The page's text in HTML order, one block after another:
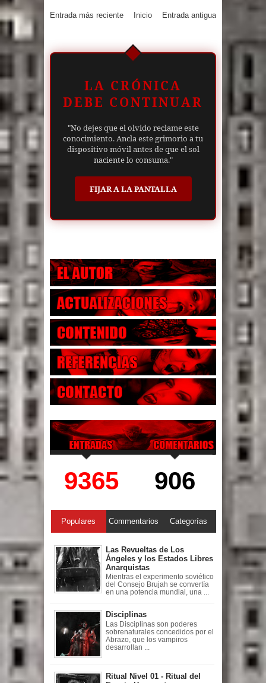
Entrada más reciente Entrada antigua
Inicio
LA CRÓNICA
DEBE CONTINUAR
"No dejes que el olvido reclame este
conocimiento. Ancla este grimorio a tu
dispositivo móvil antes de que el sol
naciente lo consuma."
FIJAR A LA PANTALLA
9365 906
Populares Commentarios Categorías
Las Revueltas de Los
Ángeles y los Estados Libres
Anarquistas
Mientras el experimento soviético
del Consejo Brujah se convertía
en una potencia mundial, una ...
Disciplinas
Las Disciplinas son poderes
sobrenaturales concedidos por el
Abrazo, que los vampiros
desarrollan ...
Ritual Nivel 01 - Ritual del